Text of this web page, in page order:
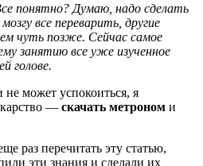
понятно? Думаю, надо сделать
все переварить, другие
чуть позже. Сейчас самое
занятию все уже изученное
голове.
не может успокоиться, я
— скачать метроном и
раз перечитать эту статью,
эти знания и сделали их